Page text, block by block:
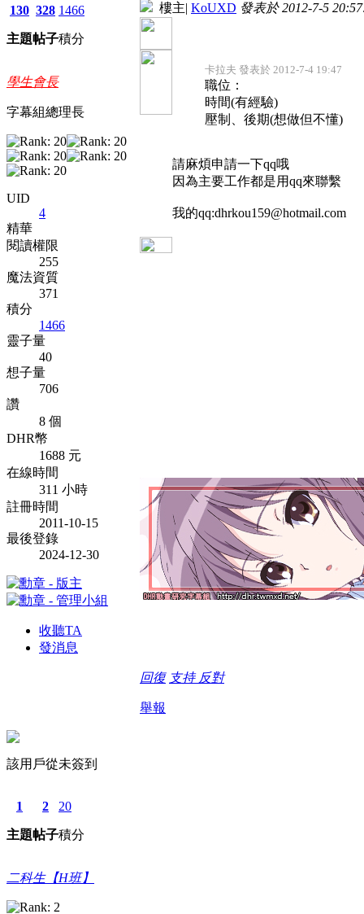
130
主題
328
帖子
1466
積分
學生會長
字幕組總理長
UID
4
精華
閱讀權限
255
魔法資質
371
積分
1466
靈子量
40
想子量
706
讚
8 個
DHR幣
1688 元
在線時間
311 小時
註冊時間
2011-10-15
最後登錄
2024-12-30
收聽TA
發消息
樓主| KoUXD 發表於 2012-7-5
卡拉夫 發表於 2012-7-4 19:47
職位：
時間(有經驗)
壓制、後期(想做但不懂)
請麻煩申請一下qq哦
因為主要工作都是用qq來聯繫
我的qq:dhrkou159@hotmail.com
回復 支持 反對
舉報
該用戶從未簽到
1
主題
2
帖子
20
積分
二科生【H班】